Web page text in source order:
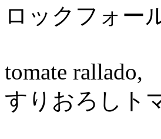
ロックフォー
tomate rallado,
すりおろしト